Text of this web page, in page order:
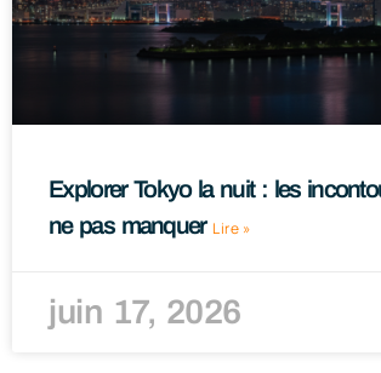
Explorer Tokyo la nuit : les
ne pas manquer Lire »
juin 17, 2026